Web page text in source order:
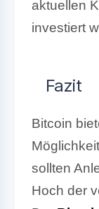
aktuellen
investiert
Fazit
Bitcoin
sollten
Hoch der